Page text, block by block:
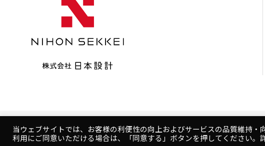
Copyright © NIHON SEKKEI, INC.
当ウェブサイトでは、お客様の利便性の向上およびサービスの品質維持
利用にご同意いただける場合は、「同意する」ボタンを押してください。